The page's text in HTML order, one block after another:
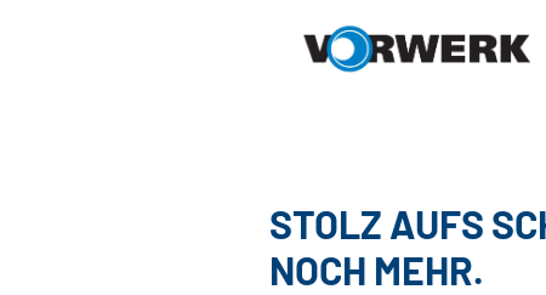
STOLZ AUFS
NOCH MEHR.